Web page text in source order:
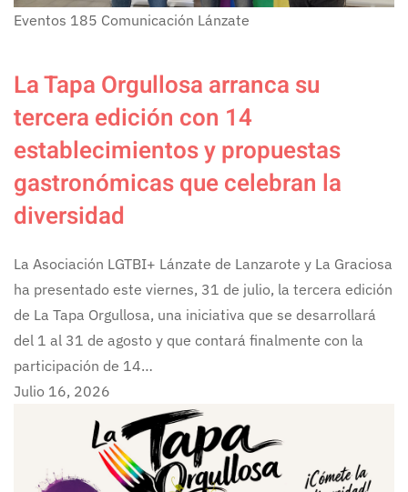
Eventos 185 Comunicación Lánzate
La Tapa Orgullosa arranca su
tercera edición con 14
establecimientos y propuestas
gastronómicas que celebran la
diversidad
La Asociación LGTBI+ Lánzate de Lanzarote y La Graciosa
ha presentado este viernes, 31 de julio, la tercera edición
de La Tapa Orgullosa, una iniciativa que se desarrollará
del 1 al 31 de agosto y que contará finalmente con la
participación de 14…
Julio 16, 2026